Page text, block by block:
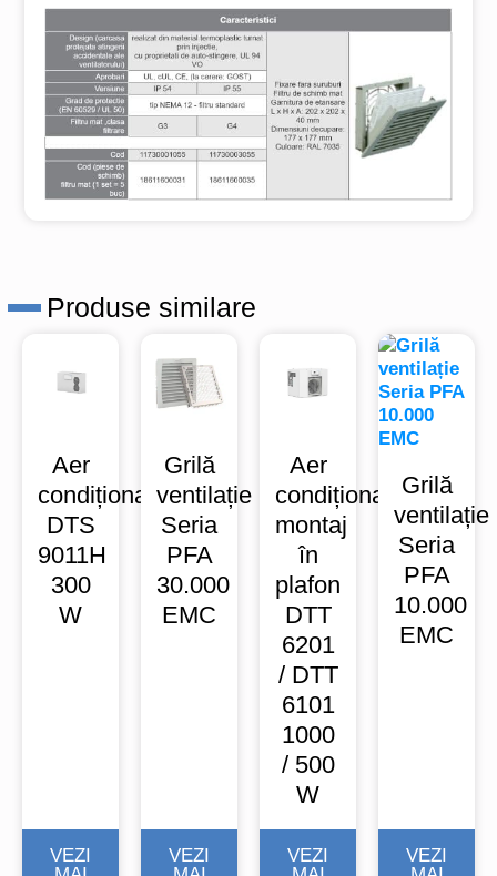
Produse similare
Aer
condiționat
DTS
9011H
300
W
VEZI
Grilă
ventilație
Seria
PFA
30.000
EMC
VEZI
Aer
condiționat
montaj
în
plafon
DTT
6201
/ DTT
6101
1000
/ 500
W
VEZI
Grilă
ventilație
Seria
PFA
10.000
EMC
VEZI